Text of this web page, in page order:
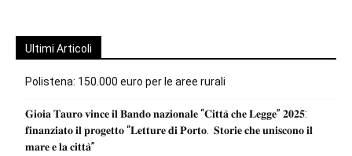
Ultimi Articoli
Polistena: 150.000 euro per le aree rurali
𝐆𝐢𝐨𝐢𝐚 𝐓𝐚𝐮𝐫𝐨 𝐯𝐢𝐧𝐜𝐞 𝐢𝐥 𝐁𝐚𝐧𝐝𝐨 𝐧𝐚𝐳𝐢𝐨𝐧𝐚𝐥𝐞 “𝐂𝐢𝐭𝐭𝐚̀ 𝐜𝐡𝐞 𝐋𝐞𝐠𝐠𝐞” 𝟐𝟎𝟐𝟓:
𝐟𝐢𝐧𝐚𝐧𝐳𝐢𝐚𝐭𝐨 𝐢𝐥 𝐩𝐫𝐨𝐠𝐞𝐭𝐭𝐨 “𝐋𝐞𝐭𝐭𝐮𝐫𝐞 𝐝𝐢 𝐏𝐨𝐫𝐭𝐨. 𝐒𝐭𝐨𝐫𝐢𝐞 𝐜𝐡𝐞 𝐮𝐧𝐢𝐬𝐜𝐨𝐧𝐨 𝐢𝐥
𝐦𝐚𝐫𝐞 𝐞 𝐥𝐚 𝐜𝐢𝐭𝐭𝐚̀”